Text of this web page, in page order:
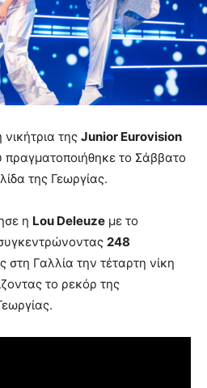
της Junior Eurovision
πραγματοποιήθηκε το Σάββατο
της Γεωργίας.
η Lou Deleuze με το
248
στη Γαλλία την τέταρτη νίκη
το ρεκόρ της